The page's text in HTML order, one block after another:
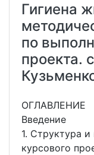
Гигиена
по
проекта.
ОГЛАВЛЕНИЕ
Введение
1. Структура
курсового